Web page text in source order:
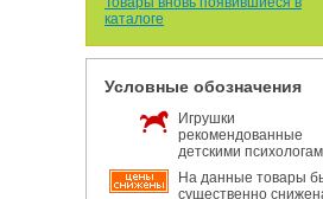
каталоге
Условные обозначения
Игрушки
рекомендованные
детскими
На данные товары
существенно